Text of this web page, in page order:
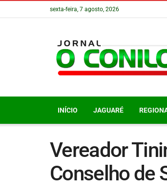
sexta-feira, 7 agosto, 2026
INÍCIO JAGUARÉ
Vereador
Conselho de